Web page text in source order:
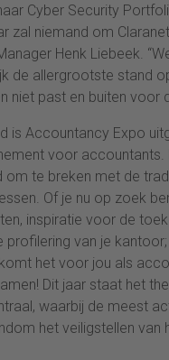
Cyber Security
zal niemand om
Henk Liebeek.
de allergrootste stand
niet past en buiten voor
is Accountancy Expo
voor
om te breken met de
Of je nu op zoek
inspiratie voor de
profilering van je
het voor jou als
Dit jaar staat het
waarbij de meest
het veiligstellen van